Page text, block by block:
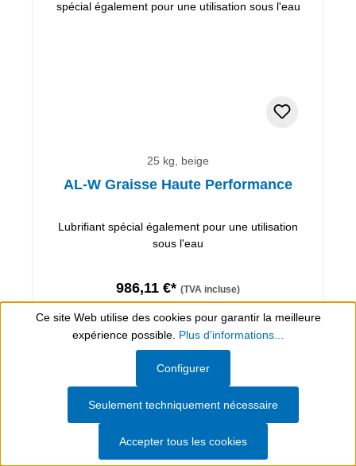
25 kg, beige
AL-W Graisse Haute Performance
Lubrifiant spécial également pour une utilisation
sous l'eau
986,11 €* (TVA incluse)
(39,44 €* / 1 kg)
Évaluer l'article
Ajouter au panier
Détails
Ce site Web utilise des cookies pour garantir la meilleure
expérience possible. Plus d'informations...
Seulement techniquement nécessaire
Configurer
Accepter tous les cookies